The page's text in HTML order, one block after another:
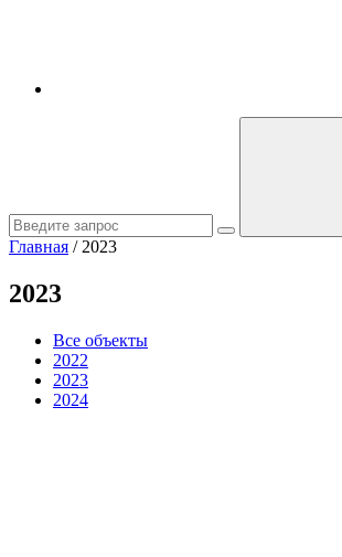
Главная /2023
2023
Все объекты
2022
2023
2024